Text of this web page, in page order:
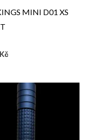
MINI D01 XS
Kč